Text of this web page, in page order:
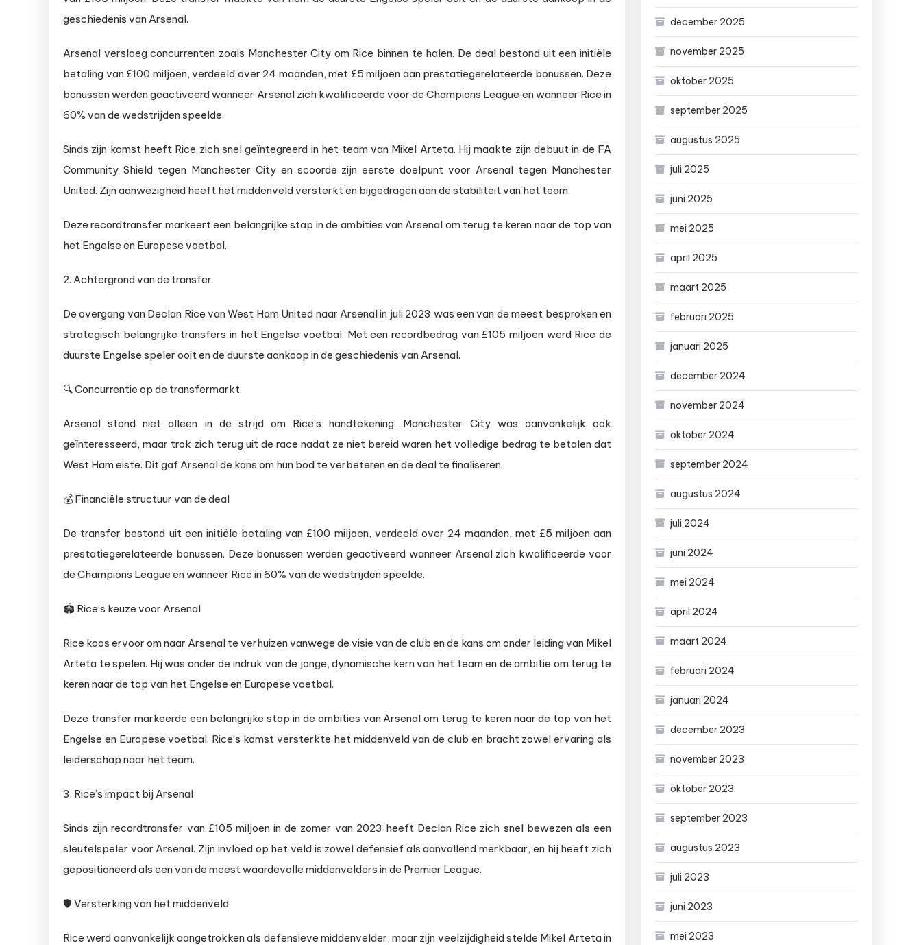
geschiedenis van Arsenal.
Arsenal versloeg concurrenten zoals Manchester City om Rice binnen te halen. De deal bestond uit een initiële
betaling van £100 miljoen, verdeeld over 24 maanden, met £5 miljoen aan prestatiegerelateerde bonussen. Deze
bonussen werden geactiveerd wanneer Arsenal zich kwalificeerde voor de Champions League en wanneer Rice in
60% van de wedstrijden speelde.
Sinds zijn komst heeft Rice zich snel geïntegreerd in het team van Mikel Arteta. Hij maakte zijn debuut in de FA
Community Shield tegen Manchester City en scoorde zijn eerste doelpunt voor Arsenal tegen Manchester
United. Zijn aanwezigheid heeft het middenveld versterkt en bijgedragen aan de stabiliteit van het team.
Deze recordtransfer markeert een belangrijke stap in de ambities van Arsenal om terug te keren naar de top van
het Engelse en Europese voetbal.
2. Achtergrond van de transfer
De overgang van Declan Rice van West Ham United naar Arsenal in juli 2023 was een van de meest besproken en
strategisch belangrijke transfers in het Engelse voetbal. Met een recordbedrag van £105 miljoen werd Rice de
duurste Engelse speler ooit en de duurste aankoop in de geschiedenis van Arsenal.
🔍 Concurrentie op de transfermarkt
Arsenal stond niet alleen in de strijd om Rice’s handtekening. Manchester City was aanvankelijk ook
geïnteresseerd, maar trok zich terug uit de race nadat ze niet bereid waren het volledige bedrag te betalen dat
West Ham eiste. Dit gaf Arsenal de kans om hun bod te verbeteren en de deal te finaliseren.
💰 Financiële structuur van de deal
De transfer bestond uit een initiële betaling van £100 miljoen, verdeeld over 24 maanden, met £5 miljoen aan
prestatiegerelateerde bonussen. Deze bonussen werden geactiveerd wanneer Arsenal zich kwalificeerde voor
de Champions League en wanneer Rice in 60% van de wedstrijden speelde.
🏟️ Rice’s keuze voor Arsenal
Rice koos ervoor om naar Arsenal te verhuizen vanwege de visie van de club en de kans om onder leiding van Mikel
Arteta te spelen. Hij was onder de indruk van de jonge, dynamische kern van het team en de ambitie om terug te
keren naar de top van het Engelse en Europese voetbal.
Deze transfer markeerde een belangrijke stap in de ambities van Arsenal om terug te keren naar de top van het
Engelse en Europese voetbal. Rice’s komst versterkte het middenveld van de club en bracht zowel ervaring als
leiderschap naar het team.
3. Rice’s impact bij Arsenal
Sinds zijn recordtransfer van £105 miljoen in de zomer van 2023 heeft Declan Rice zich snel bewezen als een
sleutelspeler voor Arsenal. Zijn invloed op het veld is zowel defensief als aanvallend merkbaar, en hij heeft zich
gepositioneerd als een van de meest waardevolle middenvelders in de Premier League.
🛡️ Versterking van het middenveld
Rice werd aanvankelijk aangetrokken als defensieve middenvelder, maar zijn veelzijdigheid stelde Mikel Arteta in
december 2025
november 2025
oktober 2025
september 2025
augustus 2025
juli 2025
juni 2025
mei 2025
april 2025
maart 2025
februari 2025
januari 2025
december 2024
november 2024
oktober 2024
september 2024
augustus 2024
juli 2024
juni 2024
mei 2024
april 2024
maart 2024
februari 2024
januari 2024
december 2023
november 2023
oktober 2023
september 2023
augustus 2023
juli 2023
juni 2023
mei 2023